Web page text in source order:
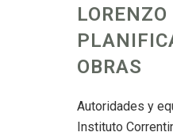
OBRAS
Autoridades y
Instituto